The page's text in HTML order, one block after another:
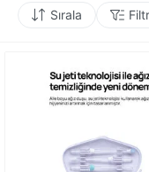
Sırala